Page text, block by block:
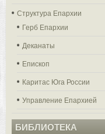
Структура Епархии
Герб Епархии
Деканаты
Епископ
Каритас Юга России
Управление Епархией
БИБЛИОТЕКА